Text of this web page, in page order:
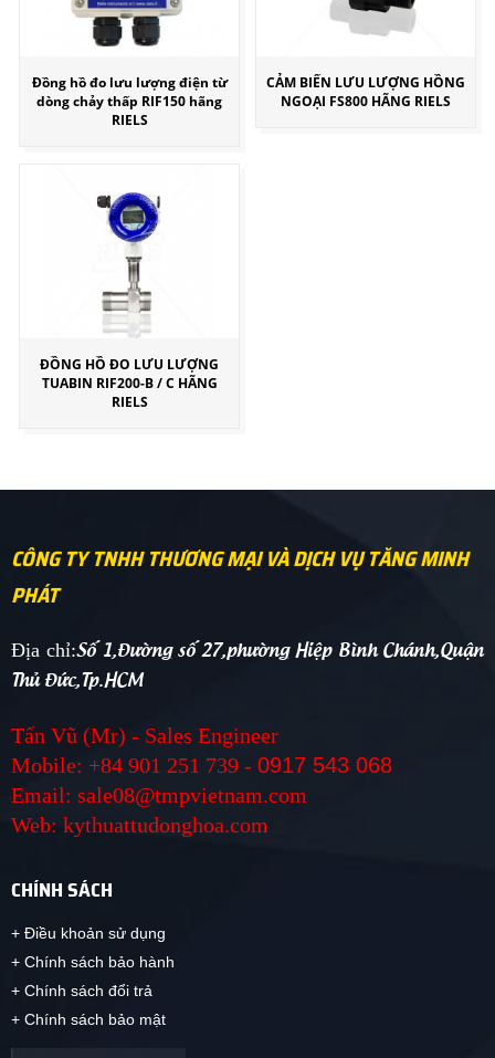
Đồng hồ đo lưu lượng điện từ
dòng chảy thấp RIF150 hãng
RIELS
CẢM BIẾN LƯU LƯỢNG HỒNG
NGOẠI FS800 HÃNG RIELS
ĐỒNG HỒ ĐO LƯU LƯỢNG
TUABIN RIF200-B / C HÃNG
RIELS
CÔNG TY TNHH THƯƠNG MẠI VÀ DỊCH VỤ TĂNG MINH
PHÁT
Địa chỉ:Số 1,Đường số 27,phường Hiệp Bình Chánh,Quận
Thủ Đức,Tp.HCM
Tấn Vũ (Mr) - Sales Engineer
Mobile: +84 901 251 739 - 0917 543 068
Email: sale08@tmpvietnam.com
Web: kythuattudonghoa.com
CHÍNH SÁCH
+ Điều khoản sử dụng
+ Chính sách bảo hành
+ Chính sách đổi trả
+ Chính sách bảo mật